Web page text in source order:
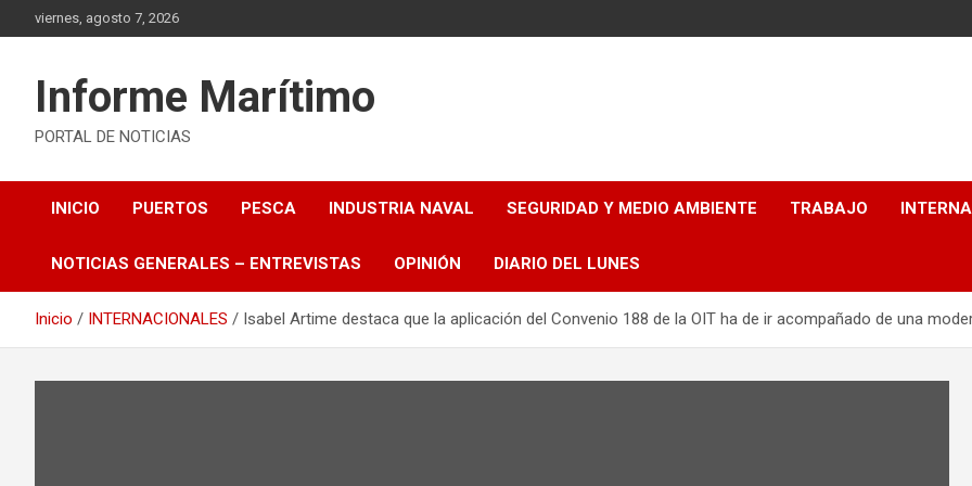
al
viernes, agosto 7, 2026
Informe Marítimo
PORTAL DE NOTICIAS
INICIO PUERTOS PESCA INDUSTRIA NAVAL SEGURIDAD Y MEDIO AMBIENTE TRABAJO
NOTICIAS GENERALES – ENTREVISTAS OPINIÓN DIARIO DEL LUNES
Inicio INTERNACIONALES Isabel Artime destaca que la aplicación del Convenio 188 de la OIT ha de ir acompañado de una